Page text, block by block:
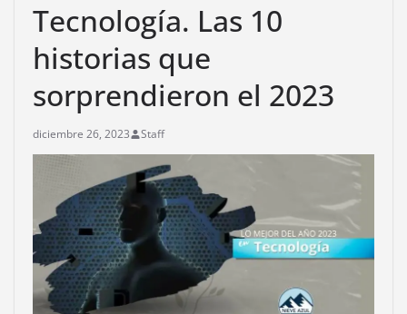
Tecnología. Las 10
historias que
sorprendieron el 2023
diciembre 26, 2023 Staff